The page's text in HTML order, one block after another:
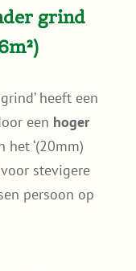
grind
heeft een
een hoger
het ‘(20mm)
stevigere
persoon op